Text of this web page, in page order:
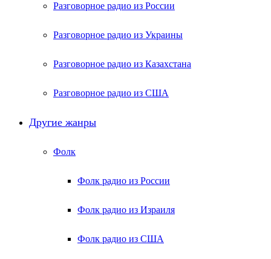
Разговорное радио из России
Разговорное радио из Украины
Разговорное радио из Казахстана
Разговорное радио из США
Другие жанры
Фолк
Фолк радио из России
Фолк радио из Израиля
Фолк радио из США